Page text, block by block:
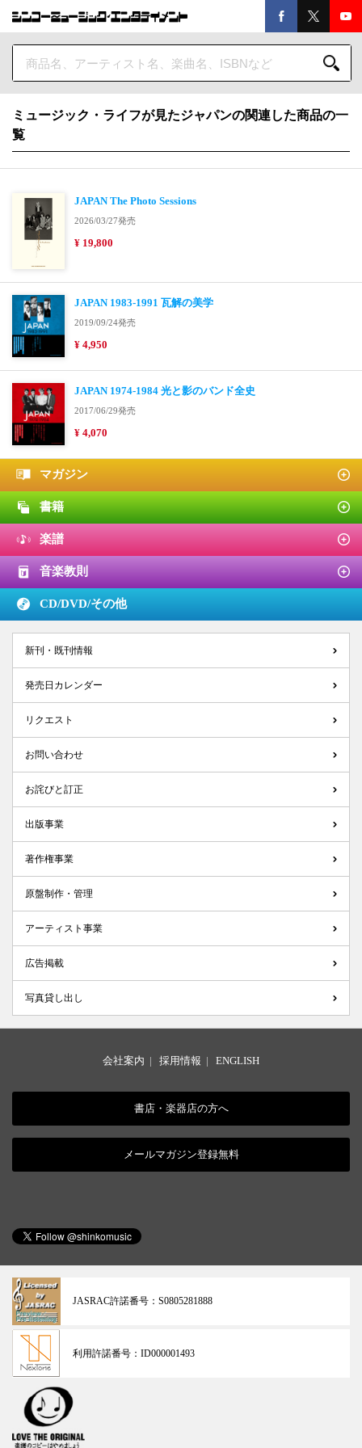
ミュージック・ライフが見たジャパンの関連した商品の一
覧
JAPAN The Photo Sessions
2026/03/27発売
¥ 19,800
JAPAN 1983-1991 瓦解の美学
2019/09/24発売
¥ 4,950
JAPAN 1974-1984 光と影のバンド全史
2017/06/29発売
¥ 4,070
マガジン
書籍
楽譜
音楽教則
CD/DVD/その他
新刊・既刊情報
発売日カレンダー
リクエスト
お問い合わせ
お詫びと訂正
出版事業
著作権事業
原盤制作・管理
アーティスト事業
広告掲載
写真貸し出し
会社案内 | 採用情報 | ENGLISH
書店・楽器店の方へ
メールマガジン登録無料
JASRAC許諾番号： S0805281888
利用許諾番号： ID000001493